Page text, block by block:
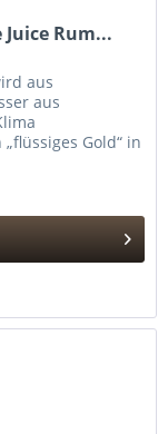
Rum...
aus
aus
Gold“ in